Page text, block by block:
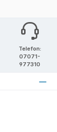
Telefon:
07071-
977310